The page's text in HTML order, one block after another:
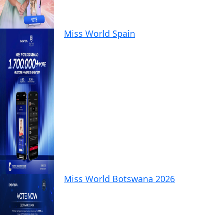
Miss World Spain
Miss World Botswana 2026